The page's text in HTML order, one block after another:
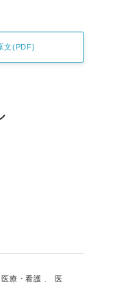
文(PDF)
療・看護
医